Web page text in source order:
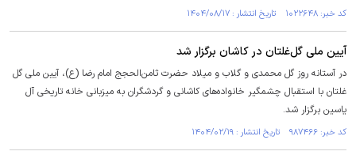
کد خبر: ۱۰۲۲۶۴۸ تاریخ انتشار : ۱۴۰۴/۰۸/۱۷
آیین ملی گل‌غلتان در کاشان برگزار شد
در آستانه روز گل محمدی و گلاب و میلاد حضرت ثامن‌الحجج امام رضا (ع)، آیین ملی گل
غلتان با استقبال چشمگیر خانواده‌های کاشانی و گردشگران به میزبانی خانه تاریخی آل
یاسین برگزار شد.
کد خبر: ۹۸۷۴۶۶ تاریخ انتشار : ۱۴۰۴/۰۲/۱۹